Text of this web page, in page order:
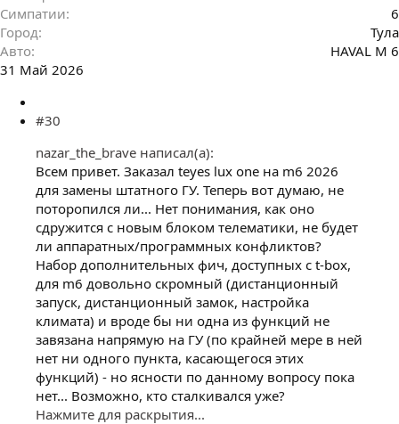
Симпатии
6
Город
Тула
Авто
HAVAL M 6
31 Май 2026
#30
nazar_the_brave написал(а):
Всем привет. Заказал teyes lux one на m6 2026
для замены штатного ГУ. Теперь вот думаю, не
поторопился ли... Нет понимания, как оно
сдружится с новым блоком телематики, не будет
ли аппаратных/программных конфликтов?
Набор дополнительных фич, доступных с t-box,
для m6 довольно скромный (дистанционный
запуск, дистанционный замок, настройка
климата) и вроде бы ни одна из функций не
завязана напрямую на ГУ (по крайней мере в ней
нет ни одного пункта, касающегося этих
функций) - но ясности по данному вопросу пока
нет... Возможно, кто сталкивался уже?
Нажмите для раскрытия...